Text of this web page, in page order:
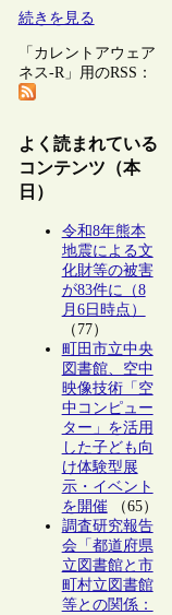
続きを見る
「カレントアウェア
ネス-R」用のRSS：
よく読まれている
コンテンツ（本
日）
令和8年熊本
地震による文
化財等の被害
が83件に（8
月6日時点）
（77）
町田市立中央
図書館、空中
映像技術「空
中コンピュー
ター」を活用
した子ども向
け体験型展
示・イベント
を開催（65）
調査研究報告
会「都道府県
立図書館と市
町村立図書館
等との関係：